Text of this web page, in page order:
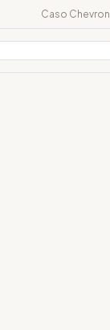
Caso Chevron